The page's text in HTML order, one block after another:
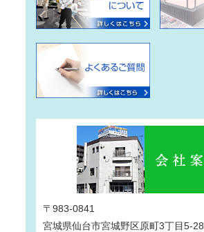
〒983-0841
宮城県仙台市宮城野区原町3丁目5-28